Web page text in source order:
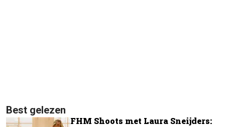
Best gelezen
FHM Shoots met Laura Sneijders: